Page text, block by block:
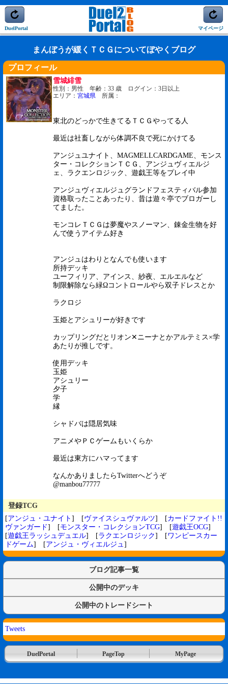
DuelPortal マイページ
まんぼうが緩くＴＣＧについてぼやくブログ
プロフィール
雪城緋雪
性別：男性 年齢：33 歳 ログイン：3日以上
エリア： 宮城県 所属：
東北のどっかで生きてるＴＣＧやってる人
最近は社畜しながら体調不良で死にかけてる
アンジュユナイト、MAGMELLCARDGAME、モンス
ター・コレクションＴＣＧ、アンジュヴィエルジ
ェ、ラクエンロジック、遊戯王等をプレイ中
アンジュヴィエルジュグランドフェスティバル参加
資格取ったことあったり、昔は遊々亭でブロガーし
てました。
モンコレＴＣＧは夢魔やスノーマン、錬金生物を好
んで使うアイテム好き
アンジュはわりとなんでも使います
所持デッキ
ユーフィリア、アインス、紗夜、エルエルなど
制限解除なら緑Ωコントロールやら双子ドレスとか
ラクロジ
玉姫とアシュリーが好きです
カップリングだとリオン✕ニーナとかアルテミス×学
あたりが推しです。
使用デッキ
玉姫
アシュリー
夕子
学
縁
シャドバは隠居気味
アニメやＰＣゲームもいくらか
最近は東方にハマってます
なんかありましたらTwitterへどうぞ
@manbou77777
登録TCG
[アンジュ・ユナイト ] [ヴァイスシュヴァルツ] [カードファイト!!
ヴァンガード] [モンスター・コレクションTCG] [遊戯王OCG]
[遊戯王ラッシュデュエル] [ラクエンロジック] [ワンピースカー
ドゲーム] [アンジュ・ヴィエルジュ]
ブログ記事一覧
公開中のデッキ
公開中のトレードシート
Tweets
DuelPortal PageTop MyPage